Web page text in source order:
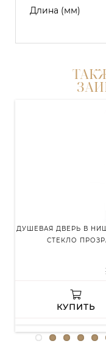
Длина (мм)
ДУШЕВАЯ ДВЕРЬ В
СТЕКЛО
КУПИТЬ